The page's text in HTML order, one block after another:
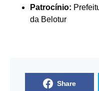
Patrocínio:
da Belotur
Share